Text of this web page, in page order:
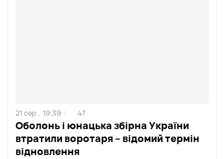
Оболонь і юнацька збірна України
втратили воротаря – відомий термін
відновлення
21 сер , 19:39 / 47